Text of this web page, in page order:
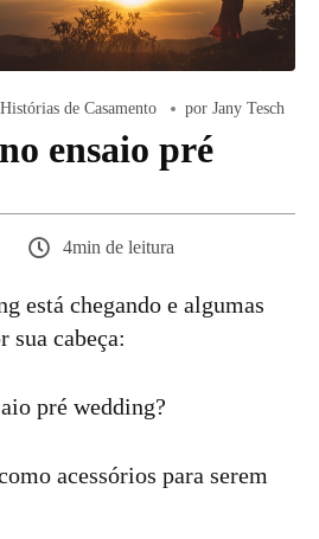
Histórias de Casamento por Jany Tesch
ensaio pré
4min de leitura
está chegando e algumas
sua cabeça:
pré wedding?
acessórios para serem